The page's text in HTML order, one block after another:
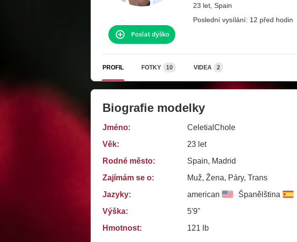
23 let, Spain
Poslední vysílání: 12 před hodin
Poslat dýško
PROFIL FOTKY 10 VIDEA 2
Biografie modelky
Jméno:
CeletialChole
Věk:
23 let
Rodné město:
Spain, Madrid
Zajímám se o:
Muž, Žena, Páry, Trans
Jazyky:
american Španělština
Výška:
5'9"
Hmotnost:
121 lb